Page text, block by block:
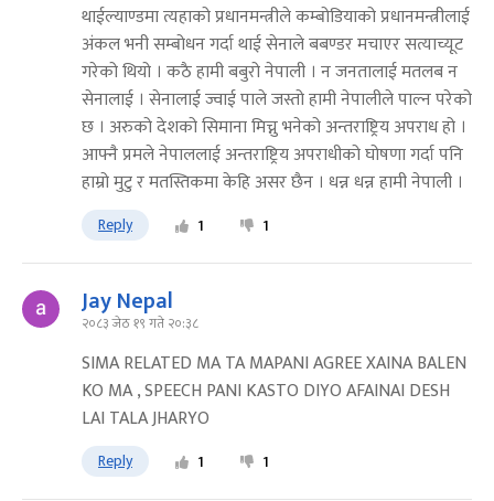
थाईल्याण्डमा त्यहाको प्रधानमन्त्रीले कम्बोडियाको प्रधानमन्त्रीलाई
अंकल भनी सम्बोधन गर्दा थाई सेनाले बबण्डर मचाएर सत्याच्यूट
गरेको थियो । कठै हामी बबुरो नेपाली । न जनतालाई मतलब न
सेनालाई । सेनालाई ज्वाई पाले जस्तो हामी नेपालीले पाल्न परेको
छ । अरुको देशको सिमाना मिच्नु भनेको अन्तराष्ट्रिय अपराध हो ।
आफ्नै प्रमले नेपाललाई अन्तराष्ट्रिय अपराधीको घोषणा गर्दा पनि
हाम्रो मुटु र मतस्तिकमा केहि असर छैन । धन्न धन्न हामी नेपाली ।
Reply 1 1
Jay Nepal
२०८३ जेठ १९ गते २०:३८
SIMA RELATED MA TA MAPANI AGREE XAINA BALEN
KO MA , SPEECH PANI KASTO DIYO AFAINAI DESH
LAI TALA JHARYO
Reply 1 1